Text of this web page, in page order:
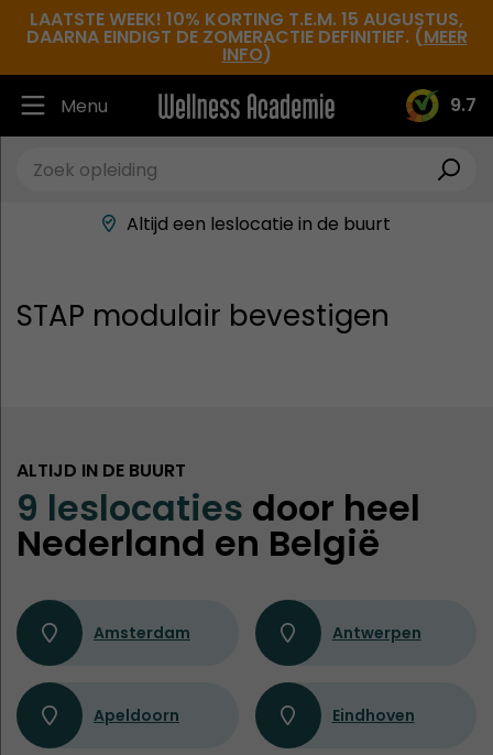
LAATSTE WEEK! 10% KORTING T.E.M. 15 AUGUSTUS,
DAARNA EINDIGT DE ZOMERACTIE DEFINITIEF. (MEER
INFO)
9.7
Menu
Ruim 30.000 tevreden studenten
Beste docenten in de branche
Altijd een leslocatie in de buurt
STAP modulair bevestigen
ALTIJD IN DE BUURT
9 leslocaties door heel
Nederland en België
Amsterdam Antwerpen
Apeldoorn Eindhoven